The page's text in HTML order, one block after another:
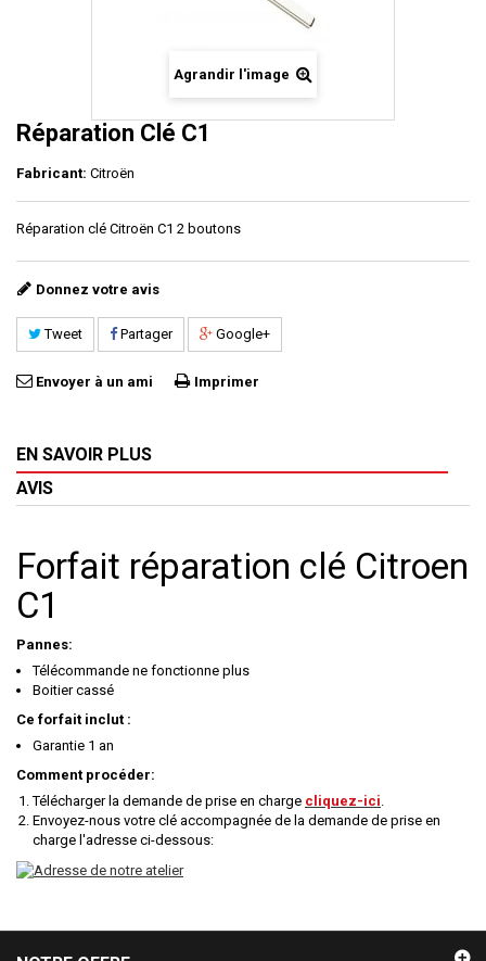
Agrandir l'image
Réparation Clé C1
Fabricant: Citroën
Réparation clé Citroën C1 2 boutons
Donnez votre avis
Tweet Partager Google+
Envoyer à un ami Imprimer
EN SAVOIR PLUS
AVIS
Forfait réparation clé Citroen
C1
Pannes:
Télécommande ne fonctionne plus
Boitier cassé
Ce forfait inclut :
Garantie 1 an
Comment procéder:
Télécharger la demande de prise en charge cliquez-ici.
Envoyez-nous votre clé accompagnée de la demande de prise en
charge l'adresse ci-dessous: